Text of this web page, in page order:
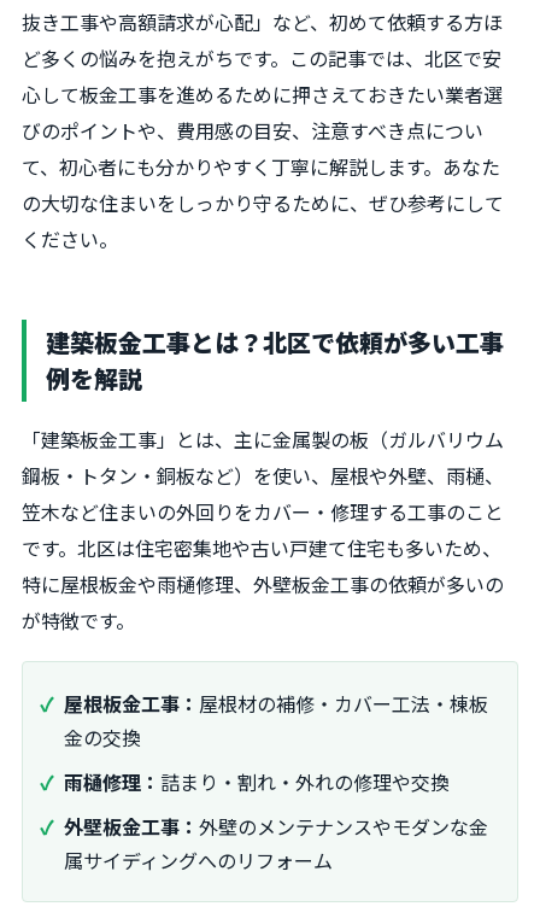
抜き工事や高額請求が心配」など、初めて依頼する方ほ
ど多くの悩みを抱えがちです。この記事では、北区で安
心して板金工事を進めるために押さえておきたい業者選
びのポイントや、費用感の目安、注意すべき点につい
て、初心者にも分かりやすく丁寧に解説します。あなた
の大切な住まいをしっかり守るために、ぜひ参考にして
ください。
建築板金工事とは？北区で依頼が多い工事
例を解説
「建築板金工事」とは、主に金属製の板（ガルバリウム
鋼板・トタン・銅板など）を使い、屋根や外壁、雨樋、
笠木など住まいの外回りをカバー・修理する工事のこと
です。北区は住宅密集地や古い戸建て住宅も多いため、
特に屋根板金や雨樋修理、外壁板金工事の依頼が多いの
が特徴です。
屋根板金工事： 屋根材の補修・カバー工法・棟板
金の交換
雨樋修理： 詰まり・割れ・外れの修理や交換
外壁板金工事： 外壁のメンテナンスやモダンな金
属サイディングへのリフォーム